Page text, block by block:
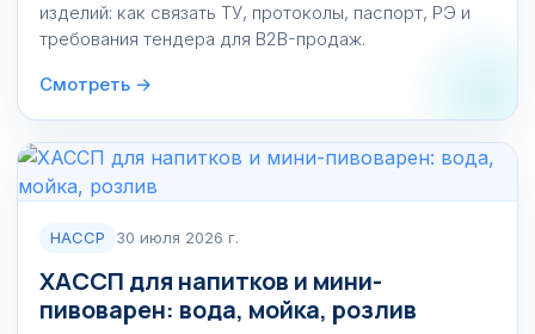
изделий: как связать ТУ, протоколы, паспорт, РЭ и
требования тендера для B2B-продаж.
Смотреть →
HACCP 30 июля 2026 г.
ХАССП для напитков и мини-
пивоварен: вода, мойка, розлив